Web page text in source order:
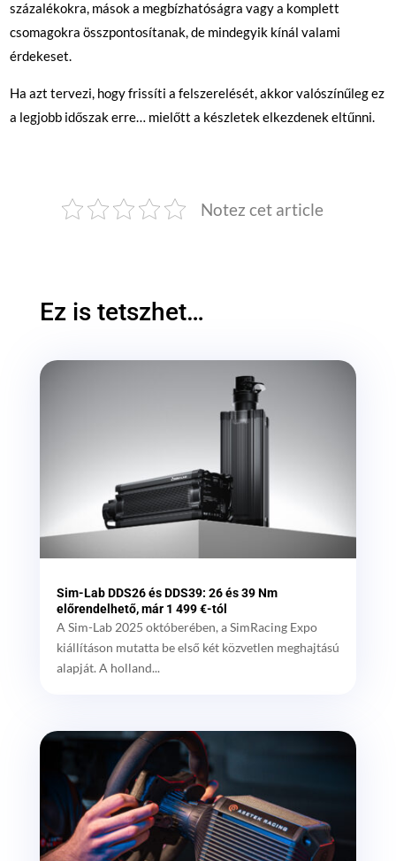
százalékokra, mások a megbízhatóságra vagy a komplett
csomagokra összpontosítanak, de mindegyik kínál valami
érdekeset.
Ha azt tervezi, hogy frissíti a felszerelését, akkor valószínűleg ez
a legjobb időszak erre… mielőtt a készletek elkezdenek eltűnni.
Notez cet article
Ez is tetszhet…
Sim-Lab DDS26 és DDS39: 26 és 39 Nm
előrendelhető, már 1 499 €-tól
A Sim-Lab 2025 októberében, a SimRacing Expo
kiállításon mutatta be első két közvetlen meghajtású
alapját. A holland...